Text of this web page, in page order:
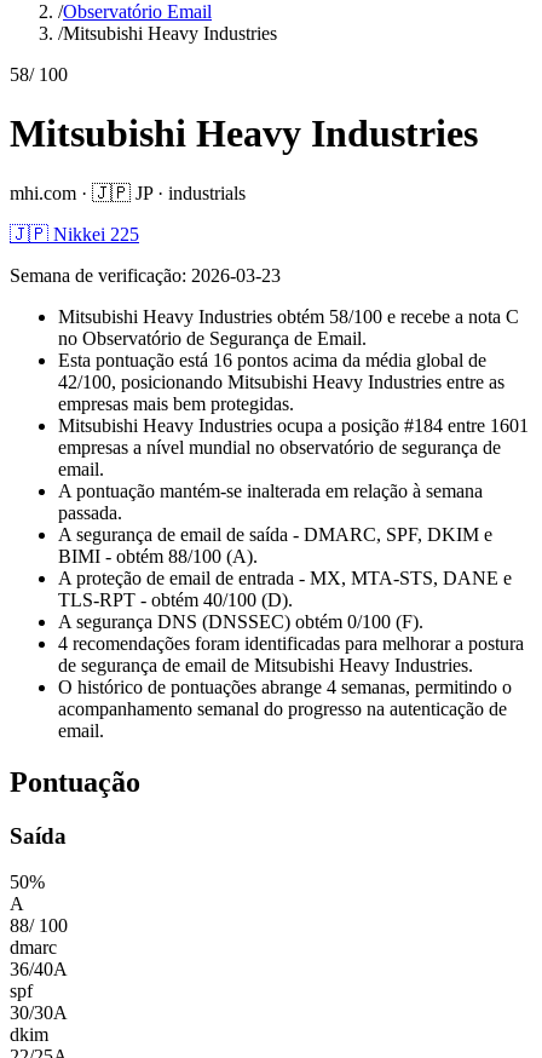
/Observatório Email
/Mitsubishi Heavy Industries
58/ 100
Mitsubishi Heavy Industries
mhi.com · 🇯🇵 JP· industrials
🇯🇵 Nikkei 225
Semana de verificação: 2026-03-23
Mitsubishi Heavy Industries obtém 58/100 e recebe a nota C
no Observatório de Segurança de Email.
Esta pontuação está 16 pontos acima da média global de
42/100, posicionando Mitsubishi Heavy Industries entre as
empresas mais bem protegidas.
Mitsubishi Heavy Industries ocupa a posição #184 entre 1601
empresas a nível mundial no observatório de segurança de
email.
A pontuação mantém-se inalterada em relação à semana
passada.
A segurança de email de saída - DMARC, SPF, DKIM e
BIMI - obtém 88/100 (A).
A proteção de email de entrada - MX, MTA-STS, DANE e
TLS-RPT - obtém 40/100 (D).
A segurança DNS (DNSSEC) obtém 0/100 (F).
4 recomendações foram identificadas para melhorar a postura
de segurança de email de Mitsubishi Heavy Industries.
O histórico de pontuações abrange 4 semanas, permitindo o
acompanhamento semanal do progresso na autenticação de
email.
Pontuação
Saída
50%
A
88/ 100
dmarc
36/40A
spf
30/30A
dkim